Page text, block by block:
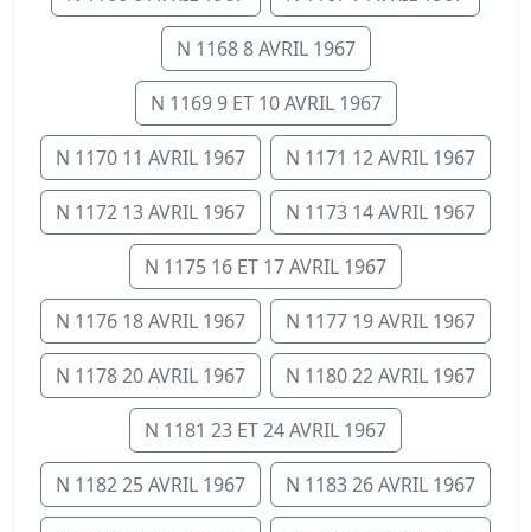
N 1168 8 AVRIL 1967
N 1169 9 ET 10 AVRIL 1967
N 1170 11 AVRIL 1967 N 1171 12 AVRIL 1967
N 1172 13 AVRIL 1967 N 1173 14 AVRIL 1967
N 1175 16 ET 17 AVRIL 1967
N 1176 18 AVRIL 1967 N 1177 19 AVRIL 1967
N 1178 20 AVRIL 1967 N 1180 22 AVRIL 1967
N 1181 23 ET 24 AVRIL 1967
N 1182 25 AVRIL 1967 N 1183 26 AVRIL 1967